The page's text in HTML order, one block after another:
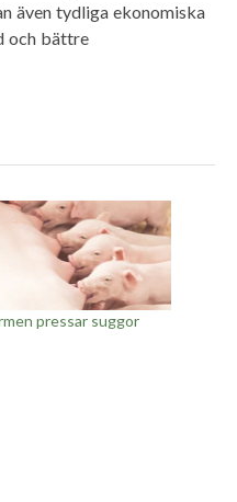
även tydliga ekonomiska
och bättre
pressar suggor